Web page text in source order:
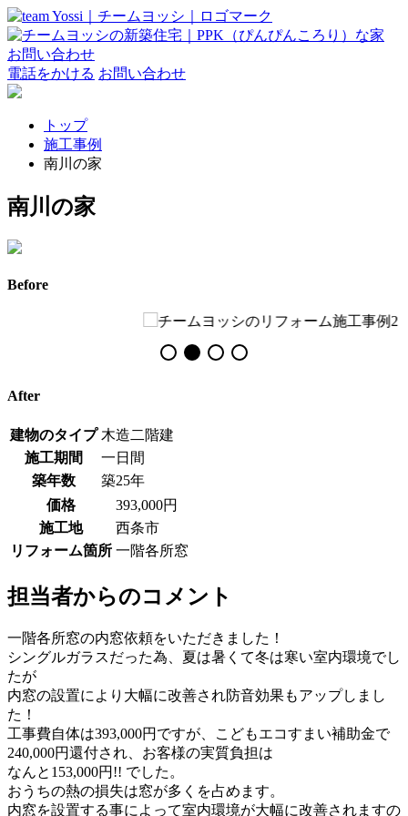
お問い合わせ
電話をかける お問い合わせ
トップ
施工事例
南川の家
南川の家
Before
After
建物のタイプ 木造二階建
施工期間
一日間
築年数
築25年
価格
393,000円
施工地
西条市
リフォーム箇所 一階各所窓
担当者からのコメント
一階各所窓の内窓依頼をいただきました！
シングルガラスだった為、夏は暑くて冬は寒い室内環境でし
たが
内窓の設置により大幅に改善され防音効果もアップしまし
た！
工事費自体は393,000円ですが、こどもエコすまい補助金で
240,000円還付され、お客様の実質負担は
なんと153,000円!! でした。
おうちの熱の損失は窓が多くを占めます。
内窓を設置する事によって室内環境が大幅に改善されますの